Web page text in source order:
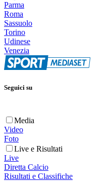
Parma
Roma
Sassuolo
Torino
Udinese
Venezia
Seguici su
Media
Video
Foto
Live e Risultati
Live
Diretta Calcio
Risultati e Classifiche